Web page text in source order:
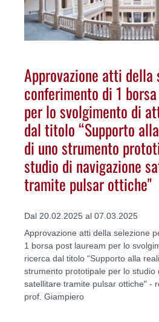
Approvazione atti della
conferimento di 1
per lo svolgimento di
dal titolo “Supporto
di uno strumento
studio di navigazione
tramite pulsar ottiche"
Dal 20.02.2025 al 07.03.2025
Approvazione atti della selezione
1 borsa post lauream per lo
ricerca dal titolo “Supporto alla
strumento prototipale per lo studio
satellitare tramite pulsar ottiche" -
prof. Giampiero